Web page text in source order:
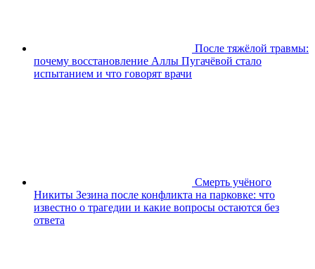
После тяжёлой травмы:
почему восстановление Аллы Пугачёвой стало
испытанием и что говорят врачи
Смерть учёного
Никиты Зезина после конфликта на парковке: что
известно о трагедии и какие вопросы остаются без
ответа